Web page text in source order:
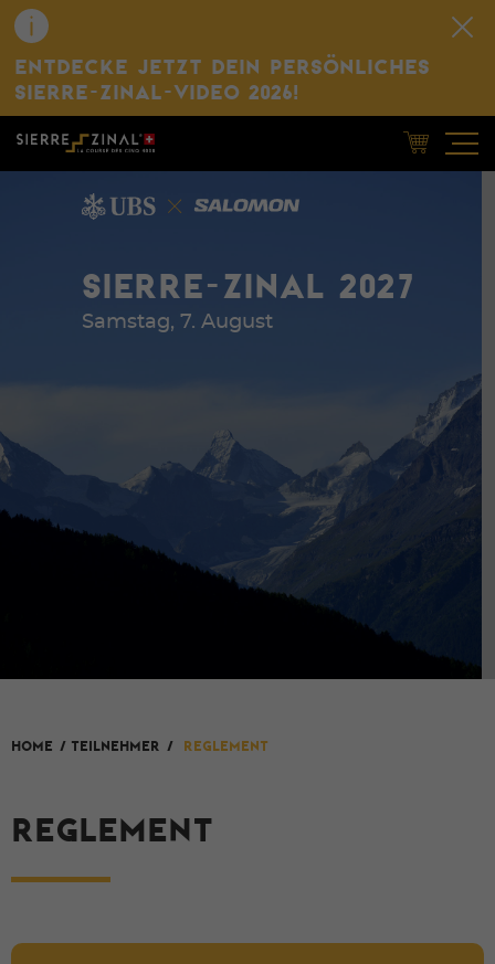
ENTDECKE JETZT DEIN PERSÖNLICHES
SIERRE-ZINAL-VIDEO 2026!
SIERRE-ZINAL 2027
Samstag, 7. August
HOME / Teilnehmer / Reglement
REGLEMENT